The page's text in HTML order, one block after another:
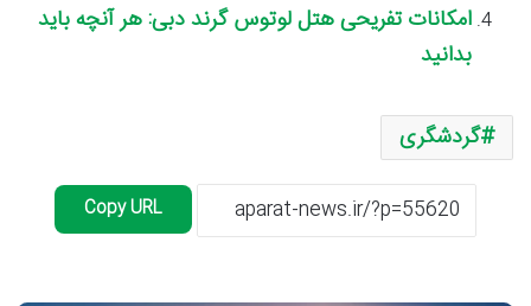
امکانات تفریحی هتل لوتوس گرند دبی: هر آنچه باید
بدانید
گردشگری
Copy URL